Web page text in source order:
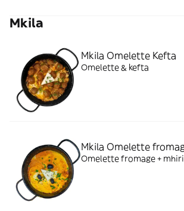
Mkila
Mkila Omelette Kefta
Omelette & kefta
Mkila Omelette
Omelette fromage +